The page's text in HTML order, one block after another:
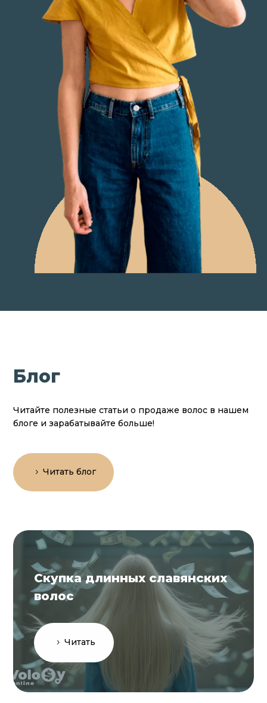
Блог
Читайте полезные статьи о продаже волос в нашем
блоге и зарабатывайте больше!
Читать блог
Скупка длинных славянских
волос
Читать